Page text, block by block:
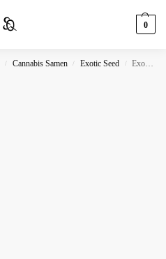
0
/ Cannabis Samen / Exotic Seed / Exotic Seed Blue Monkey